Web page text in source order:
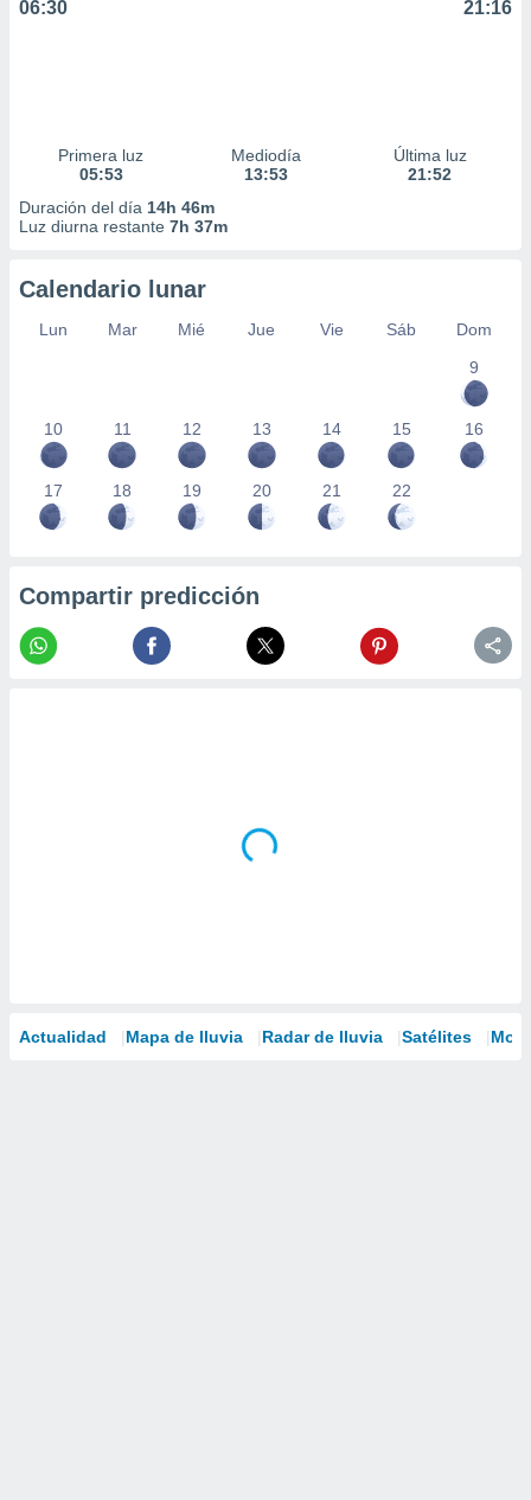
06:30 21:16
Primera luz
05:53
Mediodía
13:53
Última luz
21:52
Duración del día 14h 46m
Luz diurna restante 7h 37m
Calendario lunar
Lun Mar Mié Jue Vie Sáb
Dom
9
10 11 12 13 14 15 16
17 18 19 20 21 22
Compartir predicción
Actualidad Mapa de lluvia Radar de lluvia Satélites